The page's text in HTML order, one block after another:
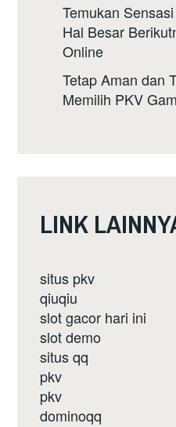
Temukan
Hal Besar
Online
Tetap Aman dan
Memilih PKV
LINK
situs pkv
qiuqiu
slot gacor hari ini
slot demo
situs qq
pkv
pkv
dominoqq